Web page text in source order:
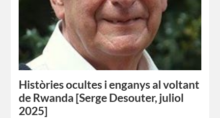
Històries ocultes i enganys al voltant
de Rwanda [Serge Desouter, juliol
2025]